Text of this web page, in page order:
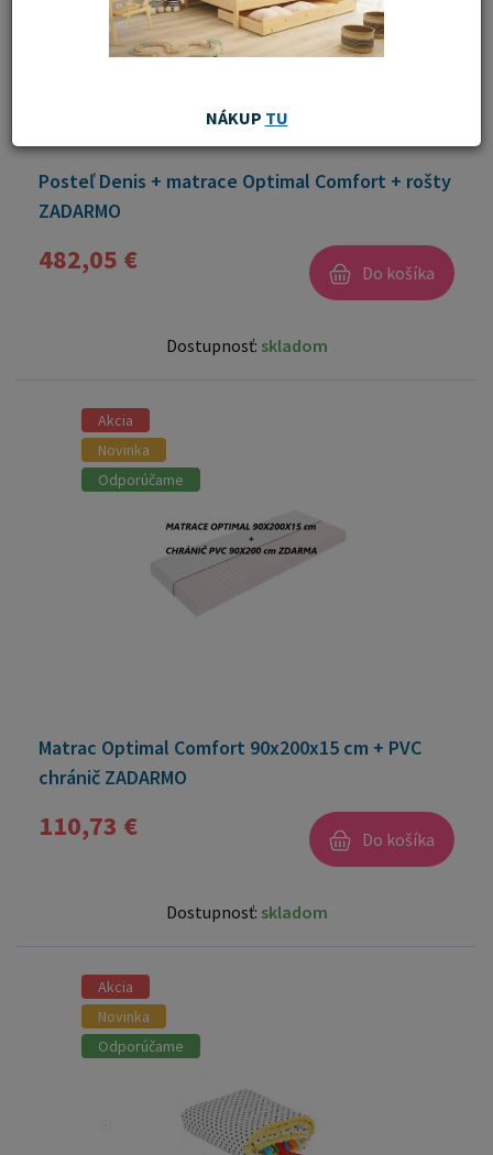
Posteľ Denis + matrace Optimal Comfort + rošty
ZADARMO
482,05 € Do košíka
Dostupnosť: skladom
Akcia
Novinka
Odporúčame
Matrac Optimal Comfort 90x200x15 cm + PVC
chránič ZADARMO
110,73 € Do košíka
Dostupnosť: skladom
Akcia
Novinka
Odporúčame
NÁKUP TU